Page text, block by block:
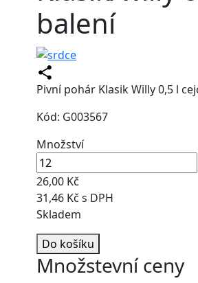
balení
Pivní pohár Klasik Willy 0,5 l
Kód: G003567
Množství
26,00 Kč
31,46 Kč s DPH
Skladem
Do košíku
Množstevní ceny